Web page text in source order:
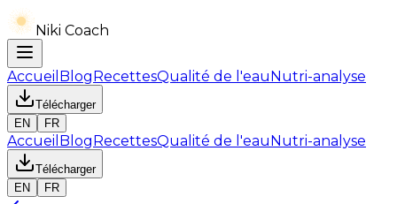
Niki Coach
Accueil BlogRecettesQualité de l'eauNutri-analyse
Télécharger
EN
FR
Accueil BlogRecettesQualité de l'eauNutri-analyse
Télécharger
EN
FR